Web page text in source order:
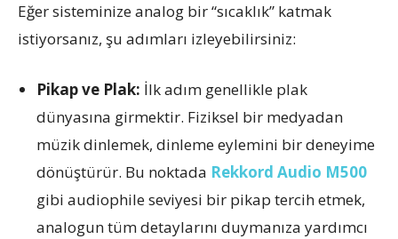
Eğer sisteminize analog bir “sıcaklık” katmak
istiyorsanız, şu adımları izleyebilirsiniz:
Pikap ve Plak: İlk adım genellikle plak
dünyasına girmektir. Fiziksel bir medyadan
müzik dinlemek, dinleme eylemini bir deneyime
dönüştürür. Bu noktada Rekkord Audio M500
gibi audiophile seviyesi bir pikap tercih etmek,
analogun tüm detaylarını duymanıza yardımcı